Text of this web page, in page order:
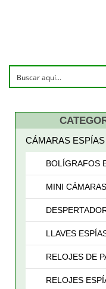
CÁMARAS ESPÍAS
BOLÍGRAFOS
MINI
LLAVES
RELOJES DE
RELOJES